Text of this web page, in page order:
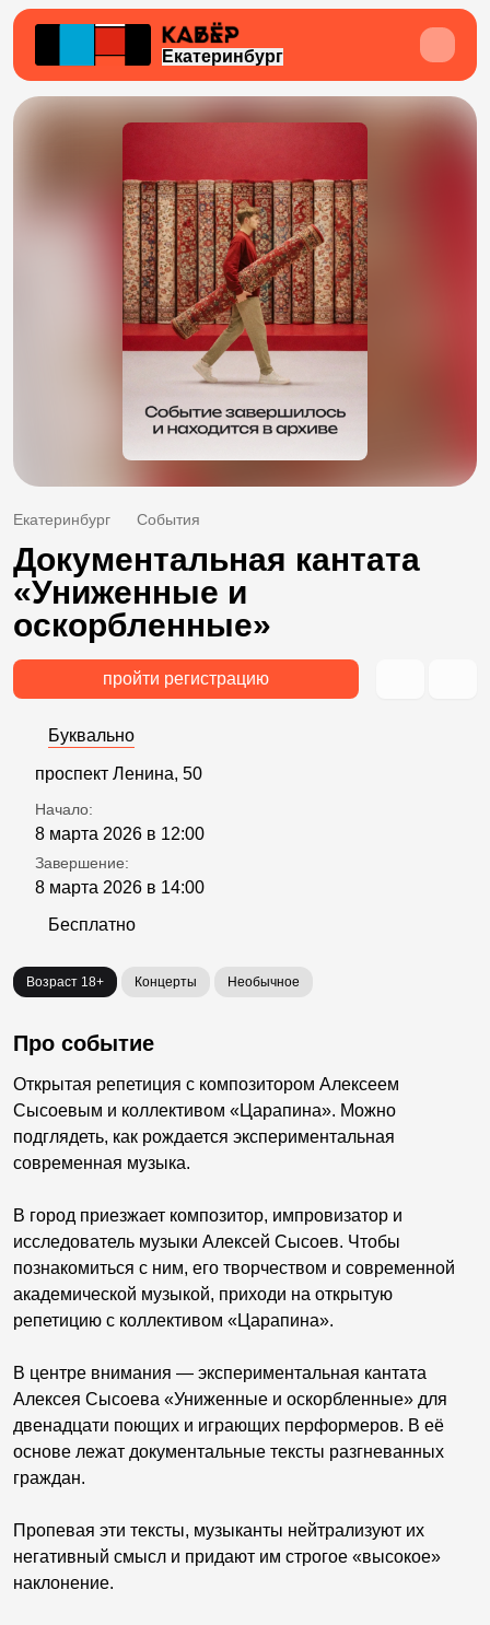
Екатеринбург
Екатеринбург События
Документальная кантата
«Униженные и
оскорбленные»
пройти регистрацию
Буквально
проспект Ленина, 50
Начало:
8 марта 2026 в 12:00
Завершение:
8 марта 2026 в 14:00
Бесплатно
Возраст 18+ Концерты Необычное
Про событие
Открытая репетиция с композитором Алексеем
Сысоевым и коллективом «Царапина». Можно
подглядеть, как рождается экспериментальная
современная музыка.
В город приезжает композитор, импровизатор и
исследователь музыки Алексей Сысоев. Чтобы
познакомиться с ним, его творчеством и современной
академической музыкой, приходи на открытую
репетицию с коллективом «Царапина».
В центре внимания — экспериментальная кантата
Алексея Сысоева «Униженные и оскорбленные» для
двенадцати поющих и играющих перформеров. В её
основе лежат документальные тексты разгневанных
граждан.
Пропевая эти тексты, музыканты нейтрализуют их
негативный смысл и придают им строгое «высокое»
наклонение.